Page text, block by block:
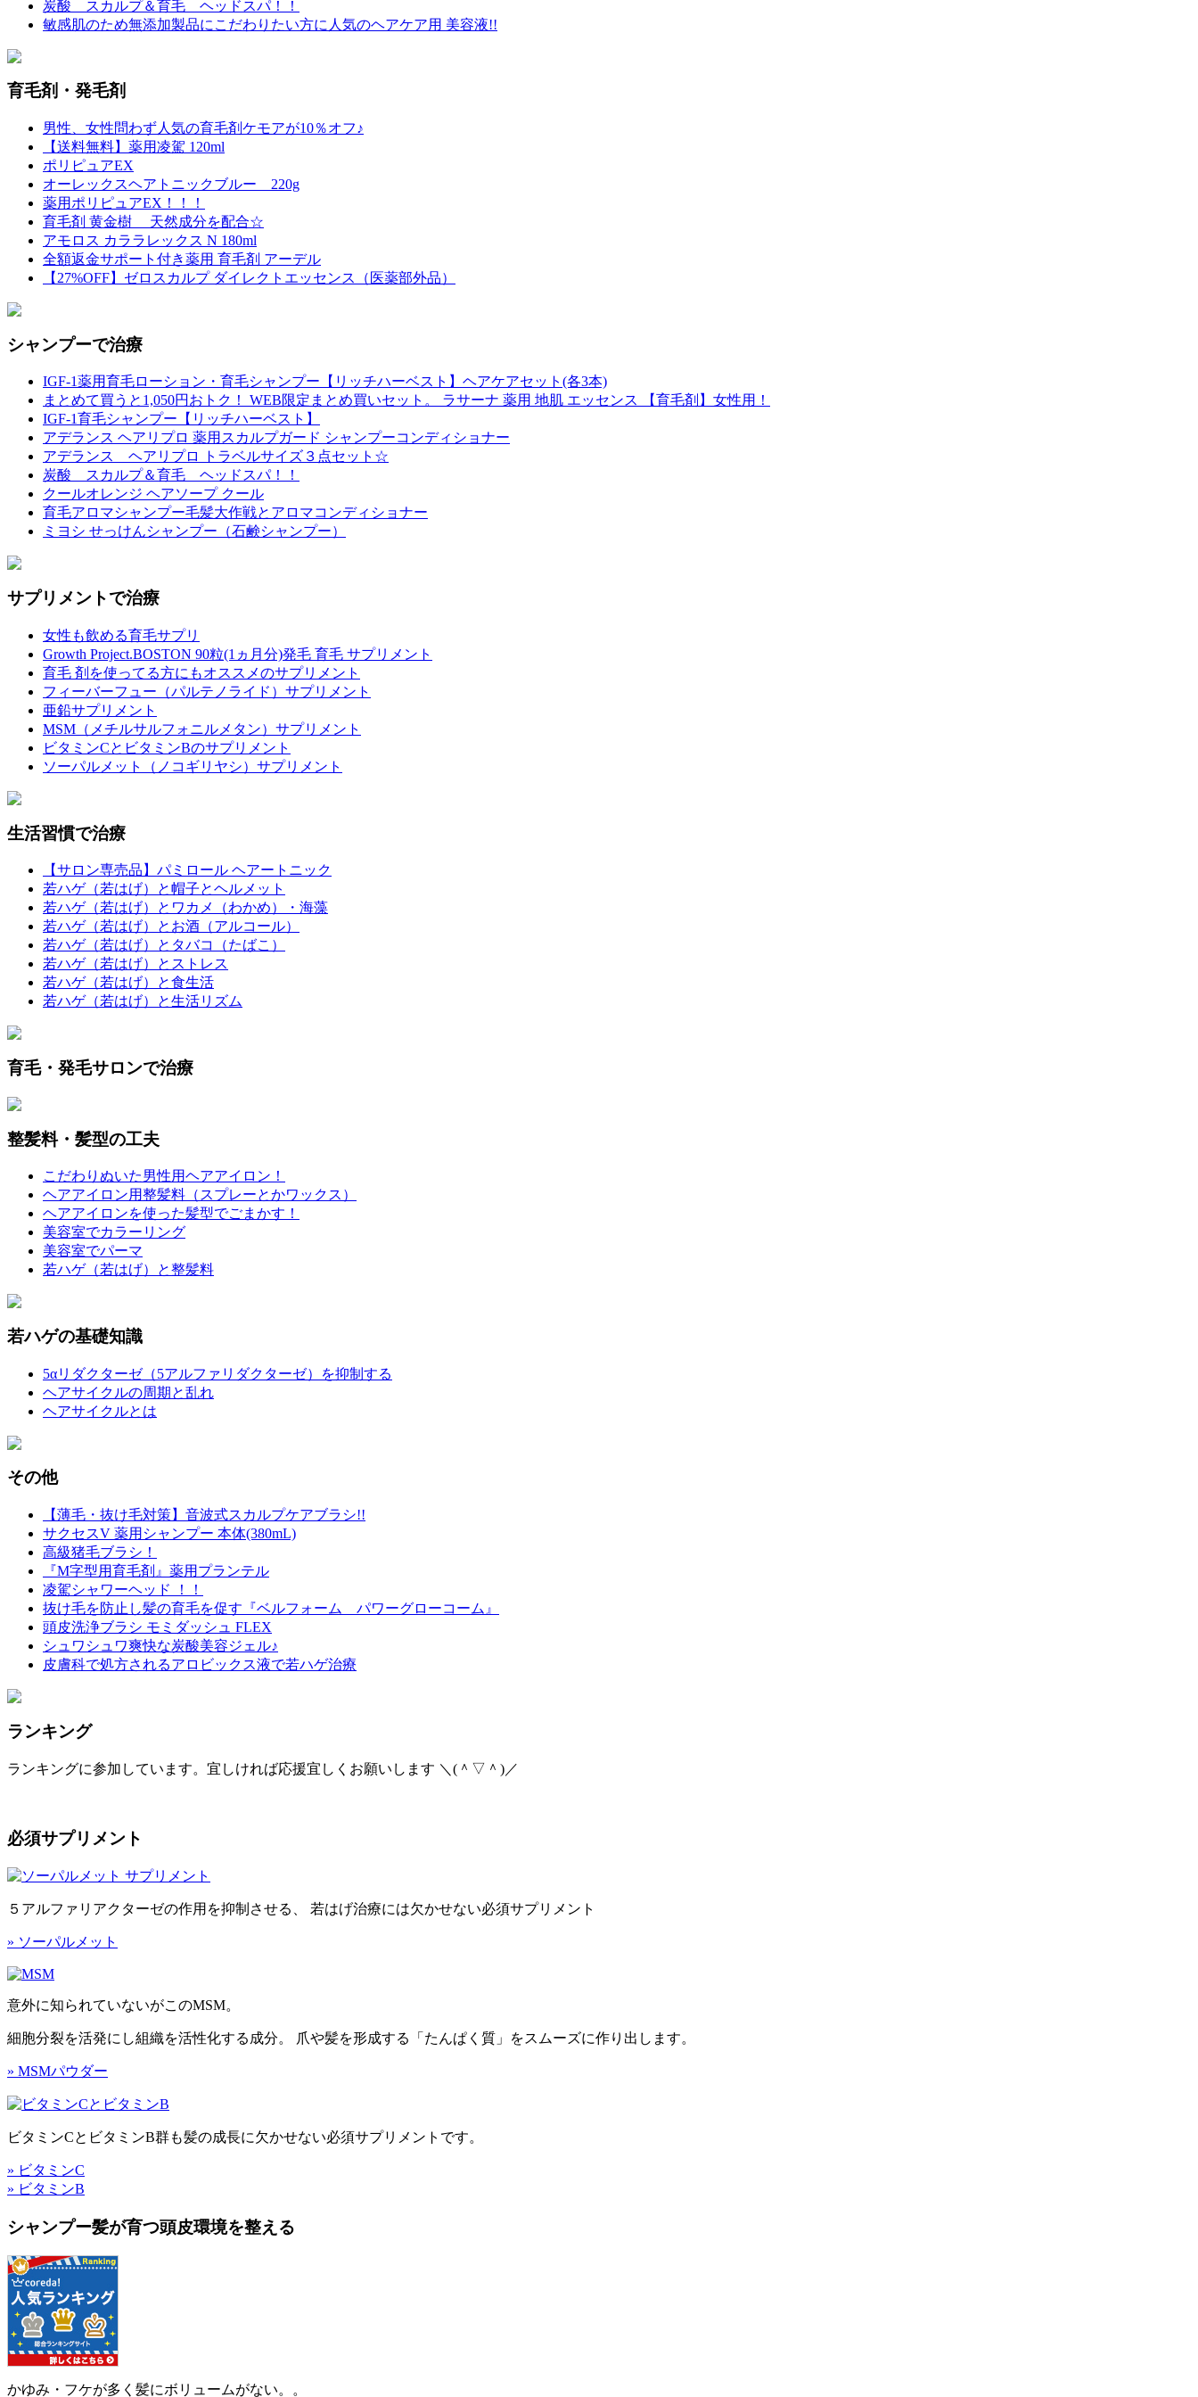
炭酸 スカルプ＆育毛 ヘッドスパ！！
敏感肌のため無添加製品にこだわりたい方に人気のヘアケア用 美容液!!
育毛剤・発毛剤
男性、女性問わず人気の育毛剤ケモアが10％オフ♪
【送料無料】薬用凌駕 120ml
ポリピュアEX
オーレックスヘアトニックブルー 220g
薬用ポリピュアEX！！！
育毛剤 黄金樹 天然成分を配合☆
アモロス カララレックス N 180ml
全額返金サポート付き薬用 育毛剤 アーデル
【27%OFF】ゼロスカルプ ダイレクトエッセンス（医薬部外品）
シャンプーで治療
IGF-1薬用育毛ローション・育毛シャンプー【リッチハーベスト】ヘアケアセット(各3本)
まとめて買うと1,050円おトク！ WEB限定まとめ買いセット。 ラサーナ 薬用 地肌 エッセンス 【育毛剤】女性用！
IGF-1育毛シャンプー【リッチハーベスト】
アデランス ヘアリプロ 薬用スカルプガード シャンプーコンディショナー
アデランス ヘアリプロ トラベルサイズ３点セット☆
炭酸 スカルプ＆育毛 ヘッドスパ！！
クールオレンジ ヘアソープ クール
育毛アロマシャンプー毛髪大作戦とアロマコンディショナー
ミヨシ せっけんシャンプー（石鹸シャンプー）
サプリメントで治療
女性も飲める育毛サプリ
Growth Project.BOSTON 90粒(1ヵ月分)発毛 育毛 サプリメント
育毛 剤を使ってる方にもオススメのサプリメント
フィーバーフュー（パルテノライド）サプリメント
亜鉛サプリメント
MSM（メチルサルフォニルメタン）サプリメント
ビタミンCとビタミンBのサプリメント
ソーパルメット（ノコギリヤシ）サプリメント
生活習慣で治療
【サロン専売品】パミロール ヘアートニック
若ハゲ（若はげ）と帽子とヘルメット
若ハゲ（若はげ）とワカメ（わかめ）・海藻
若ハゲ（若はげ）とお酒（アルコール）
若ハゲ（若はげ）とタバコ（たばこ）
若ハゲ（若はげ）とストレス
若ハゲ（若はげ）と食生活
若ハゲ（若はげ）と生活リズム
育毛・発毛サロンで治療
整髪料・髪型の工夫
こだわりぬいた男性用ヘアアイロン！
ヘアアイロン用整髪料（スプレーとかワックス）
ヘアアイロンを使った髪型でごまかす！
美容室でカラーリング
美容室でパーマ
若ハゲ（若はげ）と整髪料
若ハゲの基礎知識
5αリダクターゼ（5アルファリダクターゼ）を抑制する
ヘアサイクルの周期と乱れ
ヘアサイクルとは
その他
【薄毛・抜け毛対策】音波式スカルプケアブラシ!!
サクセスV 薬用シャンプー 本体(380mL)
高級猪毛ブラシ！
『M字型用育毛剤』薬用プランテル
凌駕シャワーヘッド ！！
抜け毛を防止し髪の育毛を促す『ベルフォーム パワーグローコーム』
頭皮洗浄ブラシ モミダッシュ FLEX
シュワシュワ爽快な炭酸美容ジェル♪
皮膚科で処方されるアロビックス液で若ハゲ治療
ランキング
ランキングに参加しています。宜しければ応援宜しくお願いします ＼(＾▽＾)／
必須サプリメント
５アルファリアクターゼの作用を抑制させる、 若はげ治療には欠かせない必須サプリメント
» ソーパルメット
意外に知られていないがこのMSM。
細胞分裂を活発にし組織を活性化する成分。 爪や髪を形成する「たんぱく質」をスムーズに作り出します。
» MSMパウダー
ビタミンCとビタミンB群も髪の成長に欠かせない必須サプリメントです。
» ビタミンC
» ビタミンB
シャンプー髪が育つ頭皮環境を整える
かゆみ・フケが多く髪にボリュームがない。。